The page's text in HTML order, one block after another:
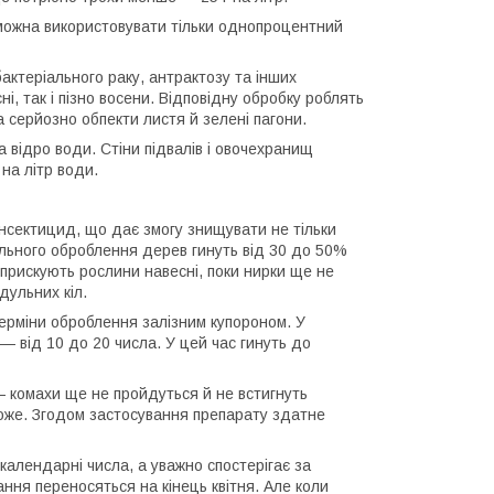
використовувати тільки однопроцентний
раку, антрактозу та інших
так і пізно восени. Відповідну обробку роблять
обпекти листя й зелені пагони.
води. Стіни підвалів і овочехранищ
літр води.
що дає змогу знищувати не тільки
оброблення дерев гинуть від 30 до 50%
рослини навесні, поки нирки ще не
кіл.
оброблення залізним купороном. У
— від 10 до 20 числа. У цей час гинуть до
ще не пройдуться й не встигнуть
Згодом застосування препарату здатне
числа, а уважно спостерігає за
переносяться на кінець квітня. Але коли